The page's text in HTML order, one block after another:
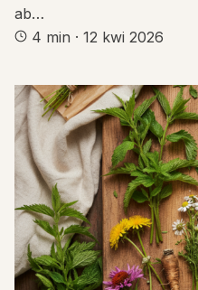
ab…
4 min · 12 kwi 2026